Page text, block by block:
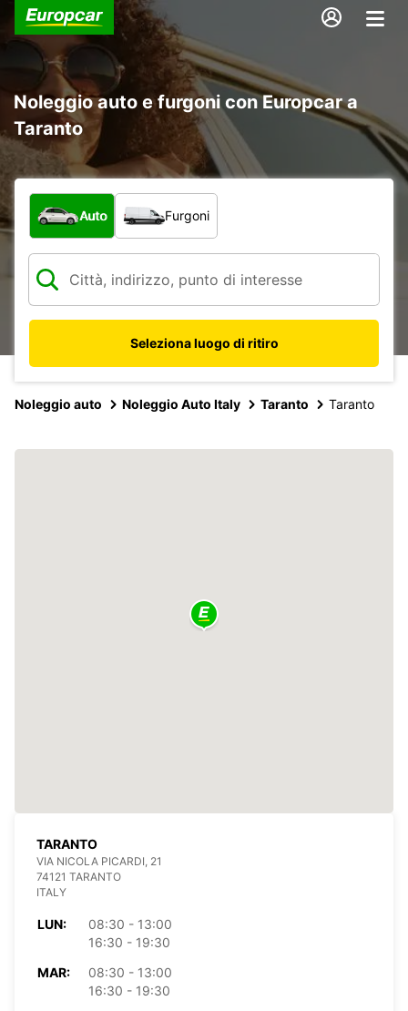
Noleggio auto e furgoni con Europcar a
Taranto
Scegli la tipologia di veicolo:
Auto Furgoni
Seleziona luogo di ritiro
Noleggio auto Noleggio Auto Italy Taranto Taranto
TARANTO
VIA NICOLA PICARDI, 21
74121 TARANTO
ITALY
LUN:
08:30 - 13:00
16:30 - 19:30
MAR:
08:30 - 13:00
16:30 - 19:30